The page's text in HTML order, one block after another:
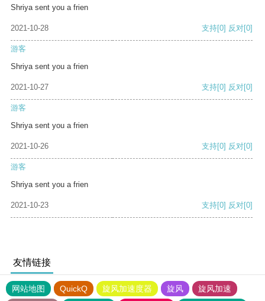
Shriya sent you a frien
2021-10-28 支持[0] 反对[0]
游客
Shriya sent you a frien
2021-10-27 支持[0] 反对[0]
游客
Shriya sent you a frien
2021-10-26 支持[0] 反对[0]
游客
Shriya sent you a frien
2021-10-23 支持[0] 反对[0]
友情链接
网站地图 QuickQ 旋风加速度器 旋风
旋风加速